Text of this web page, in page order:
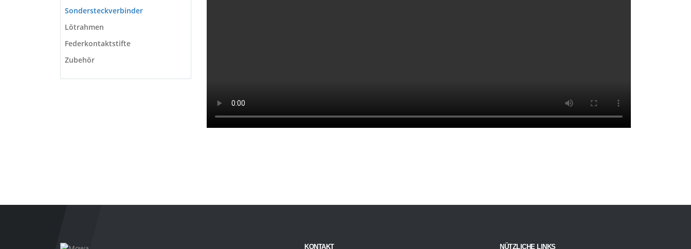
Sondersteckverbinder
Lötrahmen
Federkontaktstifte
Zubehör
KONTAKT NÜTZLICHE LINKS